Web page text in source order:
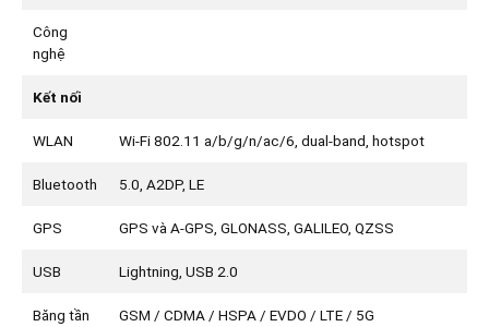
Công
nghệ
Kết nối
WLAN Wi-Fi 802.11 a/b/g/n/ac/6, dual-band, hotspot
Bluetooth 5.0, A2DP, LE
GPS GPS và A-GPS, GLONASS, GALILEO, QZSS
USB Lightning, USB 2.0
Băng tần
GSM / CDMA / HSPA / EVDO / LTE / 5G